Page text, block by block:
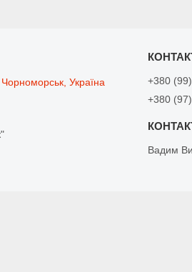
Україна
+380
+380
Вадим